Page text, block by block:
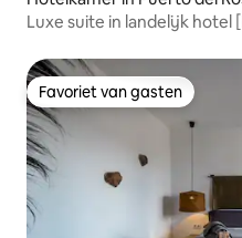
Luxe suite in landelijk hotel
Favoriet van gasten
Favoriet van gasten